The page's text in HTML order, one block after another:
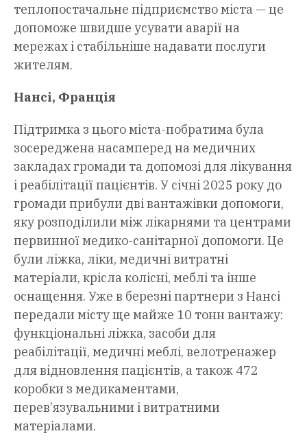
теплопостачальне підприємство міста — це
допоможе швидше усувати аварії на
мережах і стабільніше надавати послуги
жителям.
Нансі, Франція
Підтримка з цього міста-побратима була
зосереджена насамперед на медичних
закладах громади та допомозі для лікування
і реабілітації пацієнтів. У січні 2025 року до
громади прибули дві вантажівки допомоги,
яку розподілили між лікарнями та центрами
первинної медико-санітарної допомоги. Це
були ліжка, ліки, медичні витратні
матеріали, крісла колісні, меблі та інше
оснащення. Уже в березні партнери з Нансі
передали місту ще майже 10 тонн вантажу:
функціональні ліжка, засоби для
реабілітації, медичні меблі, велотренажер
для відновлення пацієнтів, а також 472
коробки з медикаментами,
перев’язувальними і витратними
матеріалами.